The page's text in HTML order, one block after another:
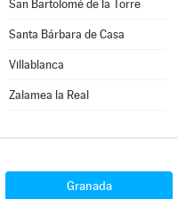
San Bartolomé de la Torre
Santa Bárbara de Casa
Villablanca
Zalamea la Real
Granada